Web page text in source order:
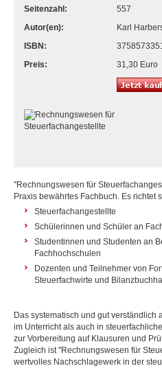
Seitenzahl:
557
Autor(en):
Karl
ISBN:
Preis:
31,30 Euro
"Rechnungswesen für
Praxis bewährtes Fachbuch. Es richtet
Steuerfachangestellte
Schülerinnen und Schüler an
Studentinnen und Studenten an
Fachhochschulen
Dozenten und Teilnehmer von
Steuerfachwirte und
Das systematisch und gut verständlich
im Unterricht als auch in
zur Vorbereitung auf Klausuren und
Zugleich ist "Rechnungswesen für
wertvolles Nachschlagewerk in der